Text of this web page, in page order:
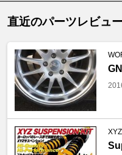
直近のパーツレビュー